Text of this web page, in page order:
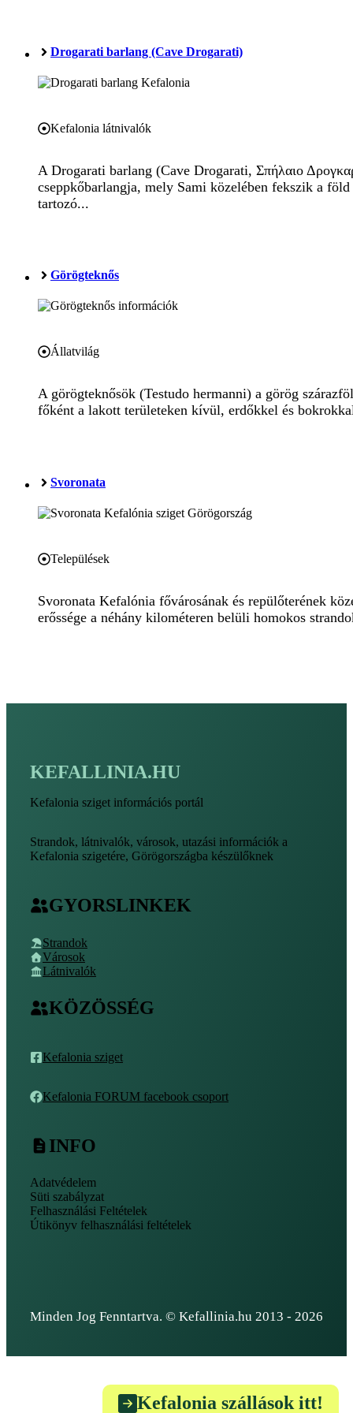
Drogarati barlang (Cave Drogarati)
Kefalonia látnivalók
A Drogarati barlang (Cave Drogarati, Σπήλαιο
cseppkőbarlangja, mely Sami közelében fekszik a
tartozó...
Görögteknős
Állatvilág
A görögteknősök (Testudo hermanni) a görög
főként a lakott területeken kívül, erdőkkel és
Svoronata
Települések
Svoronata Kefalónia fővárosának és repülőterének
erőssége a néhány kilométeren belüli homokos
KEFALLINIA.HU
Kefalonia sziget információs portál
Strandok, látnivalók, városok, utazási információk a
Kefalonia szigetére, Görögországba készülőknek
GYORSLINKEK
Strandok
Városok
Látnivalók
KÖZÖSSÉG
Kefalonia sziget
Kefalonia FORUM facebook csoport
INFO
Adatvédelem
Süti szabályzat
Felhasználási Feltételek
Útikönyv felhasználási feltételek
Minden Jog Fenntartva. © Kefallinia.hu 2013 - 2026
Kefalonia szállások itt!